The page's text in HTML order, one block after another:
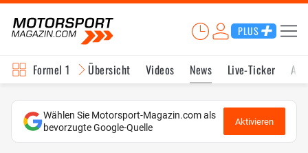
PLUS
Formel 1 Übersicht Videos News Live-Ticker
Wählen Sie Motorsport-Magazin.com als
bevorzugte Google-Quelle
Aktivieren